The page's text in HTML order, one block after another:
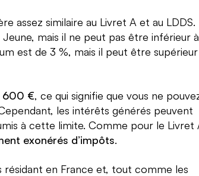
assez similaire au Livret A et au LDDS.
mais il ne peut pas être inférieur à
est de 3 %, mais il peut être supérieur
600 €, ce qui signifie que vous ne
les intérêts générés peuvent
à cette limite. Comme pour le Livret
exonérés d’impôts.
en France et, tout comme les